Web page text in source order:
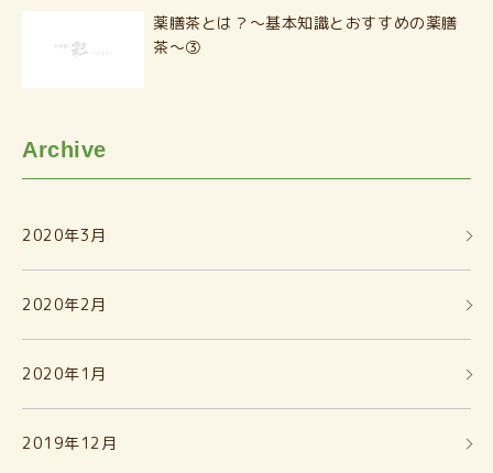
薬膳茶とは？〜基本知識とおすすめの薬膳
茶〜③
Archive
2020年3月
2020年2月
2020年1月
2019年12月